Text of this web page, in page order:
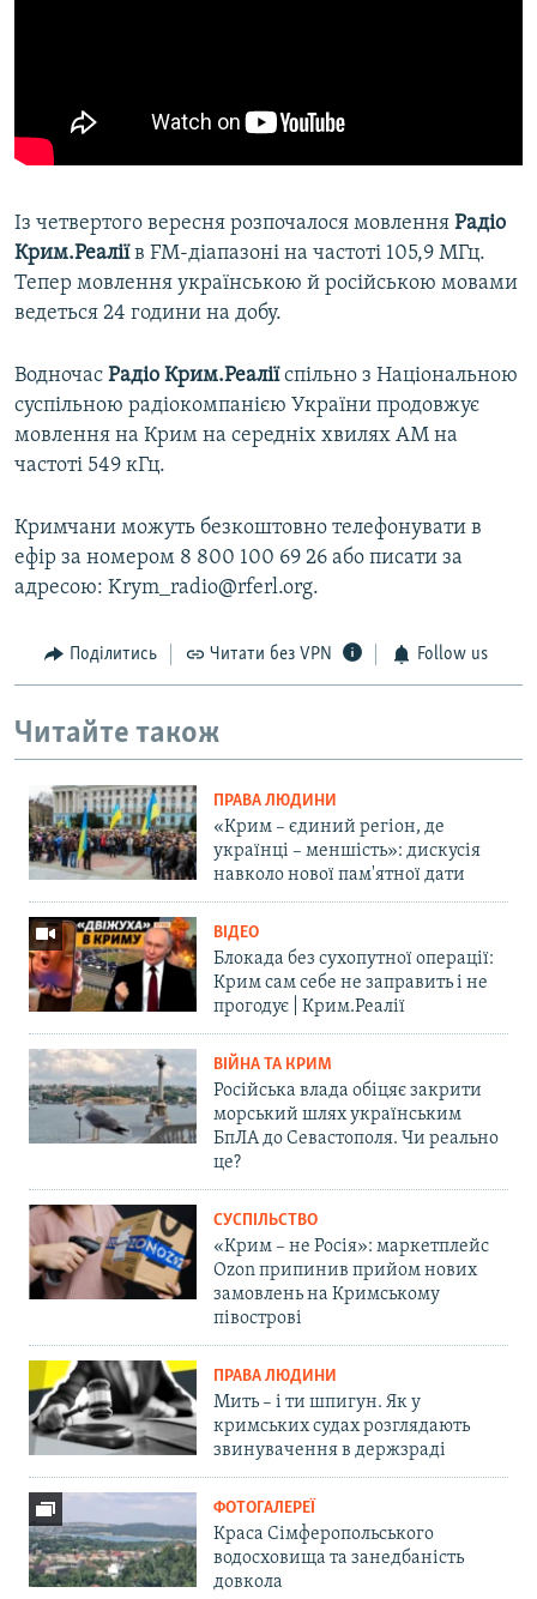
Із четвертого вересня розпочалося мовлення Радіо
Крим.Реаліїв FM-діапазоні на частоті 105,9 МГц.
Тепер мовлення українською й російською мовами
ведеться 24 години на добу.
Водночас Радіо Крим.Реаліїспільно з Національною
суспільною радіокомпанією України продовжує
мовлення на Крим на середніх хвилях АМ на
частоті 549 кГц.
Кримчани можуть безкоштовно телефонувати в
ефір за номером 8 800 100 69 26 або писати за
адресою: Krym_radio@rferl.org.
Поділитись Читати без VPN Follow us
Читайте також
ПРАВА ЛЮДИНИ
«Крим – єдиний регіон, де
українці – меншість»: дискусія
навколо нової пам'ятної дати
ВІДЕО
Блокада без сухопутної операції:
Крим сам себе не заправить і не
прогодує | Крим.Реалії
ВІЙНА ТА КРИМ
Російська влада обіцяє закрити
морський шлях українським
БпЛА до Севастополя. Чи реально
це?
СУСПІЛЬСТВО
«Крим – не Росія»: маркетплейс
Ozon припинив прийом нових
замовлень на Кримському
півострові
ПРАВА ЛЮДИНИ
Мить – і ти шпигун. Як у
кримських судах розглядають
звинувачення в держзраді
ФОТОГАЛЕРЕЇ
Краса Сімферопольського
водосховища та занедбаність
довкола